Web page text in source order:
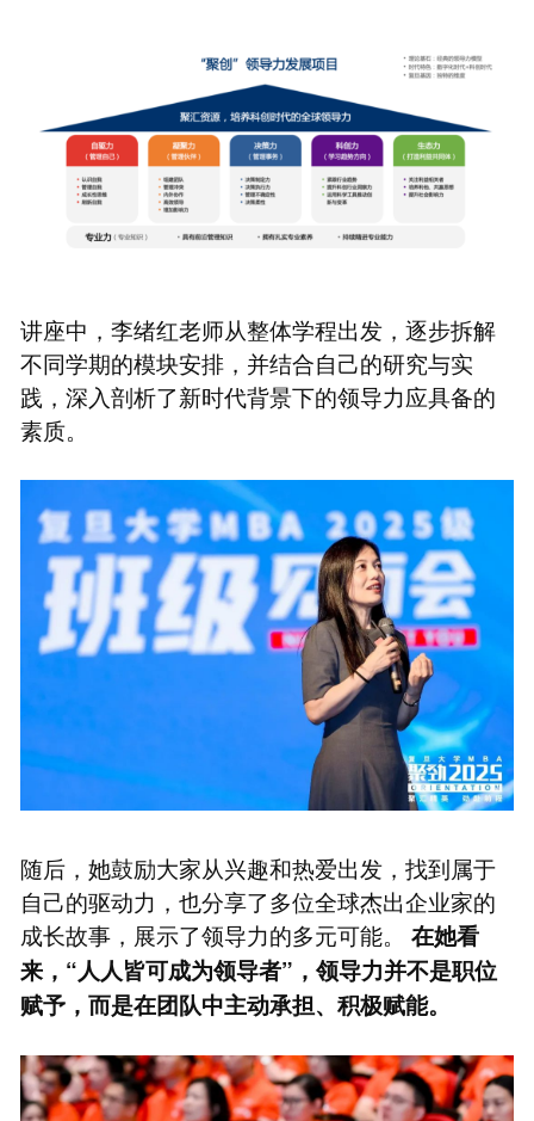
讲座中，李绪红老师从整体学程出发，逐步拆解
不同学期的模块安排，并结合自己的研究与实
践，深入剖析了新时代背景下的领导力应具备的
素质。
随后，她鼓励大家从兴趣和热爱出发，找到属于
自己的驱动力，也分享了多位全球杰出企业家的
成长故事，展示了领导力的多元可能。 在她看
来，“人人皆可成为领导者”，领导力并不是职位
赋予，而是在团队中主动承担、积极赋能。